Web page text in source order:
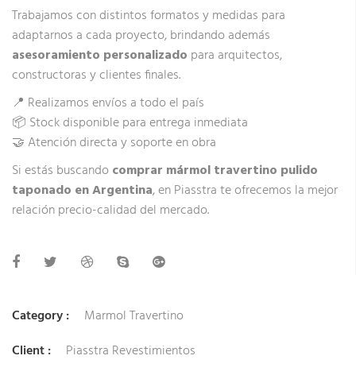
Trabajamos con distintos formatos y medidas para
adaptarnos a cada proyecto, brindando además
asesoramiento personalizado para arquitectos,
constructoras y clientes finales.
📍 Realizamos envíos a todo el país
📦 Stock disponible para entrega inmediata
🤝 Atención directa y soporte en obra
Si estás buscandocomprar mármol travertino pulido
taponado en Argentina, en Piasstra te ofrecemos la mejor
relación precio-calidad del mercado.
Category :
Marmol Travertino
Client :
Piasstra Revestimientos